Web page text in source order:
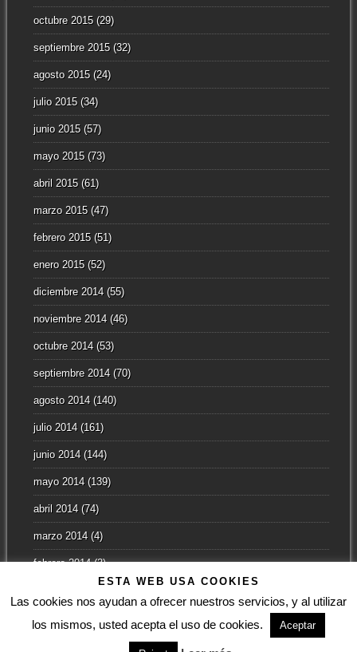
octubre 2015(29)
septiembre 2015(32)
agosto 2015(24)
julio 2015(34)
junio 2015(57)
mayo 2015(73)
abril 2015(61)
marzo 2015(47)
febrero 2015(51)
enero 2015(52)
diciembre 2014(55)
noviembre 2014(46)
octubre 2014(53)
septiembre 2014(70)
agosto 2014(140)
julio 2014(161)
junio 2014(144)
mayo 2014(139)
abril 2014(74)
marzo 2014(4)
febrero 2014(3)
ESTA WEB USA COOKIES
Las cookies nos ayudan a ofrecer nuestros servicios, y al utilizar
los mismos, usted acepta el uso de cookies.
Aceptar